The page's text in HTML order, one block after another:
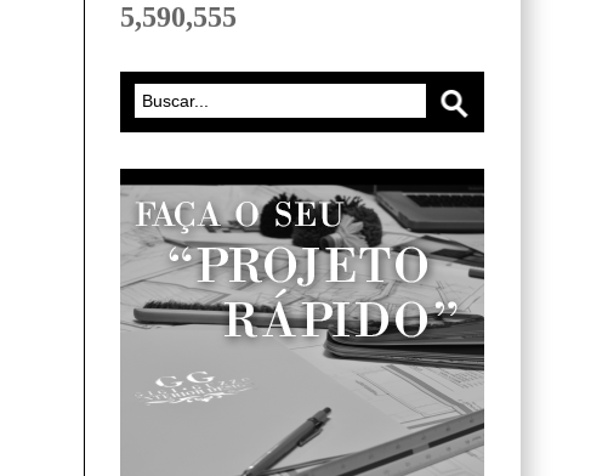
5,590,555